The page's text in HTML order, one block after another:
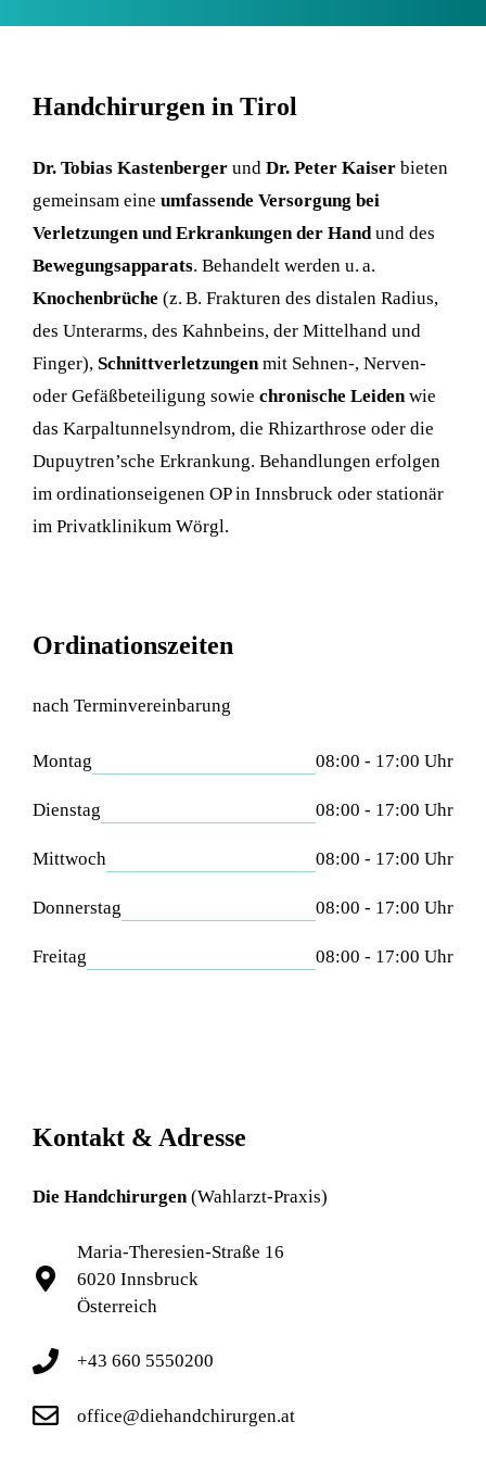
Handchirurgen in Tirol
Dr. Tobias Kastenberger und Dr. Peter Kaiser bieten
gemeinsam eine umfassende Versorgung bei
Verletzungen und Erkrankungen der Handund des
Bewegungsapparats. Behandelt werden u. a.
Knochenbrüche (z. B. Frakturen des distalen Radius,
des Unterarms, des Kahnbeins, der Mittelhand und
Finger), Schnittverletzungenmit Sehnen-, Nerven-
oder Gefäßbeteiligung sowie chronische Leidenwie
das Karpaltunnelsyndrom, die Rhizarthrose oder die
Dupuytren’sche Erkrankung. Behandlungen erfolgen
im ordinationseigenen OP in Innsbruck oder stationär
im Privatklinikum Wörgl.
Ordinationszeiten
nach Terminvereinbarung
Montag 08:00 - 17:00 Uhr
Dienstag 08:00 - 17:00 Uhr
Mittwoch 08:00 - 17:00 Uhr
Donnerstag 08:00 - 17:00 Uhr
Freitag 08:00 - 17:00 Uhr
Kontakt & Adresse
Die Handchirurgen(Wahlarzt-Praxis)
Maria-Theresien-Straße 16
6020 Innsbruck
Österreich
+43 660 5550200
office@diehandchirurgen.at